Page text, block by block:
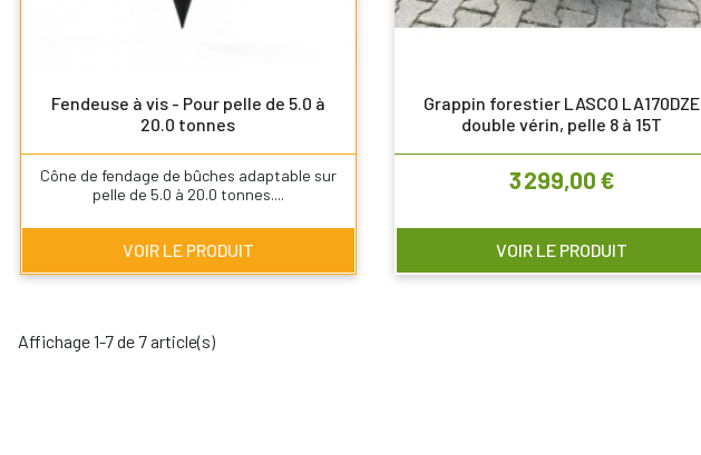
Fendeuse à vis - Pour pelle de 5.0 à
20.0 tonnes
Cône de fendage de bûches adaptable sur
pelle de 5.0 à 20.0 tonnes....
VOIR LE PRODUIT
Grappin forestier LASCO LA170DZE
double vérin, pelle 8 à 15T
Prix
3 299,00 €
VOIR LE PRODUIT
Affichage 1-7 de 7 article(s)